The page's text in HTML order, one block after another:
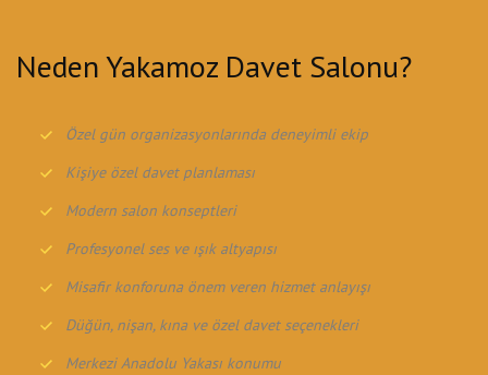
Neden Yakamoz Davet Salonu?
Özel gün organizasyonlarında deneyimli ekip
Kişiye özel davet planlaması
Modern salon konseptleri
Profesyonel ses ve ışık altyapısı
Misafir konforuna önem veren hizmet anlayışı
Düğün, nişan, kına ve özel davet seçenekleri
Merkezi Anadolu Yakası konumu